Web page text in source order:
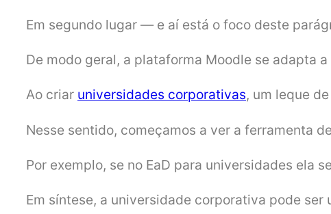
Em segundo lugar — e aí está o foco deste
De modo geral, a plataforma Moodle se adapta
Ao criar universidades corporativas, um leque
Nesse sentido, começamos a ver a ferramenta
Por exemplo, se no EaD para universidades ela
Em síntese, a universidade corporativa pode